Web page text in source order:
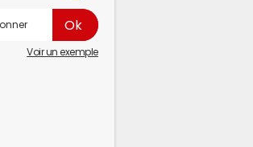
Voir un exemple